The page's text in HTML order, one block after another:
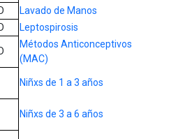
Lavado de Manos
Leptospirosis
Métodos Anticonceptivos
(MAC)
Niñxs de 1 a 3 años
Niñxs de 3 a 6 años